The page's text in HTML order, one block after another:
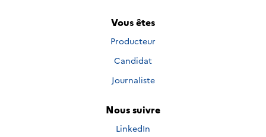
Vous êtes
Producteur
Candidat
Journaliste
Nous suivre
Nous suivre sur
LinkedIn